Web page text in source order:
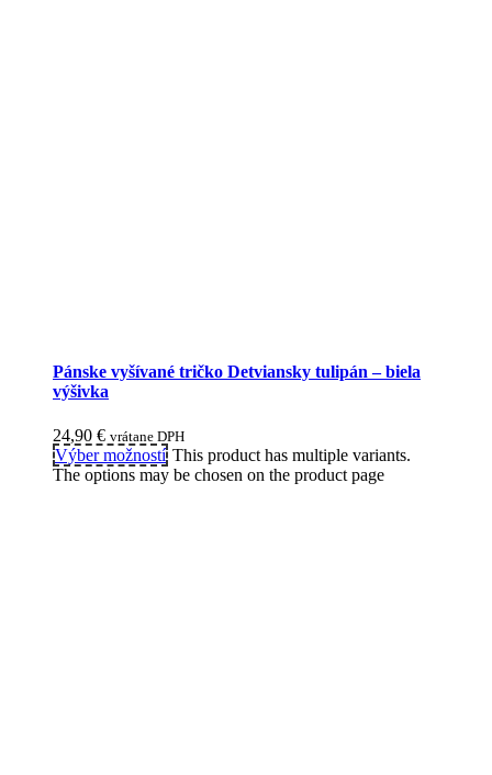
Pánske vyšívané tričko Detviansky tulipán – biela
výšivka
24,90 € vrátane DPH
Výber možností This product has multiple variants.
The options may be chosen on the product page